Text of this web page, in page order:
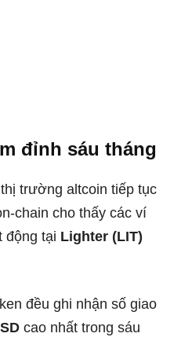
đỉnh sáu tháng
trường altcoin tiếp tục
chain cho thấy các ví
động tại Lighter (LIT)
đều ghi nhận số giao
cao nhất trong sáu